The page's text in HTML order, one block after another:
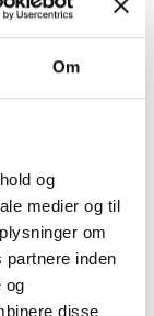
Om
og
medier og til
om
inden
og
disse
+